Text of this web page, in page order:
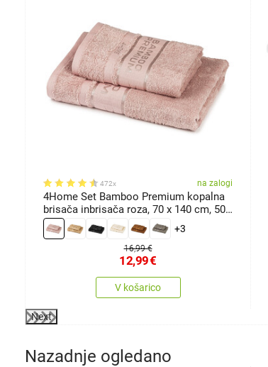
472x na zalogi
4Home Set Bamboo Premium kopalna
brisača inbrisača roza, 70 x 140 cm, 50
x 100 cm
+3
16,99 €
12,99€
V košarico
Next
Nazadnje ogledano